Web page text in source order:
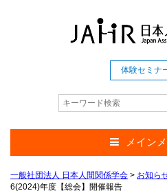
体験セミナ
メイン
一般社団法人 日本人間関係学会 > お知ら
6(2024)年度【総会】開催報告